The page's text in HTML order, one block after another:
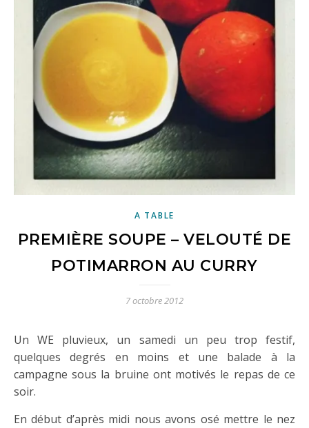
A TABLE
PREMIÈRE SOUPE – VELOUTÉ DE
POTIMARRON AU CURRY
7 octobre 2012
Un WE pluvieux, un samedi un peu trop festif,
quelques degrés en moins et une balade à la
campagne sous la bruine ont motivés le repas de ce
soir.
En début d’après midi nous avons osé mettre le nez